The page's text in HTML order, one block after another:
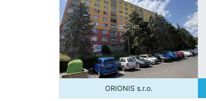
ORIONIS s.r.o.